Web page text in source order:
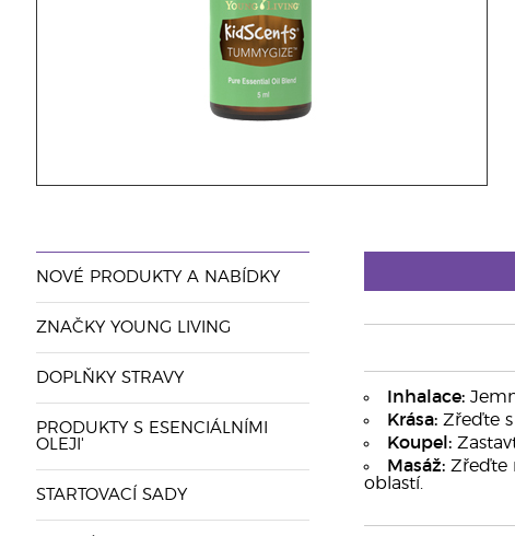
NOVÉ PRODUKTY A NABÍDKY
ZNAČKY YOUNG LIVING
DOPLŇKY STRAVY
PRODUKTY S ESENCIÁLNÍMI
OLEJI'
STARTOVACÍ SADY
Inhalace:
Krása:Zřeďte s
Koupel:
Masáž:Zřeďte
oblastí.